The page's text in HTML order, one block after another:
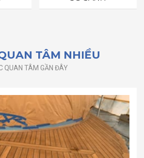
sao
TÂM NHIỀU
QUAN TÂM GẦN ĐÂY